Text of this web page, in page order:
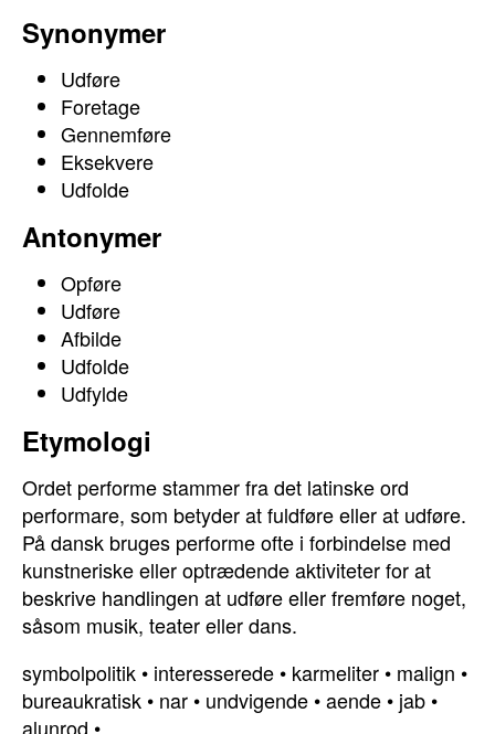
Synonymer
Udføre
Foretage
Gennemføre
Eksekvere
Udfolde
Antonymer
Opføre
Udføre
Afbilde
Udfolde
Udfylde
Etymologi
Ordet performe stammer fra det latinske ord
performare, som betyder at fuldføre eller at udføre.
På dansk bruges performe ofte i forbindelse med
kunstneriske eller optrædende aktiviteter for at
beskrive handlingen at udføre eller fremføre noget,
såsom musik, teater eller dans.
symbolpolitik • interesserede • karmeliter • malign •
bureaukratisk • nar • undvigende •aende • jab •
alunrod •